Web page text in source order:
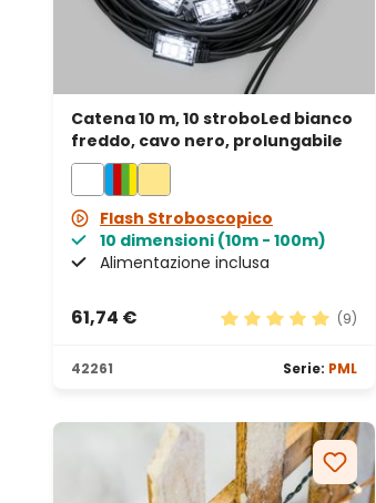
Catena 10 m, 10 stroboLed bianco
freddo, cavo nero, prolungabile
Flash Stroboscopico
10 dimensioni (10m - 100m)
Alimentazione inclusa
61,74 €
(9)
42261 Serie: PML